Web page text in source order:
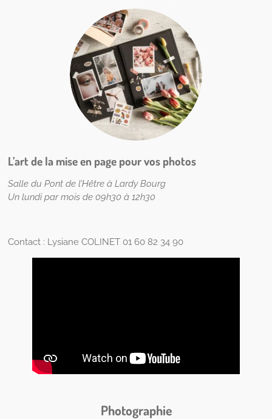
L’art de la mise en page pour vos photos
Salle du Pont de l’Hêtre à Lardy Bourg
Un lundi par mois de 09h30 à 12h30
Contact : Lysiane COLINET 01 60 82 34 90
Photographie